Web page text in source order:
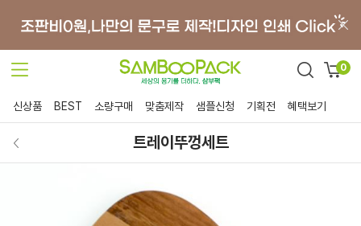
0
신상품 BEST 소량구매 맞춤제작 샘플신청 기획전 혜택보기
트레이뚜껑세트